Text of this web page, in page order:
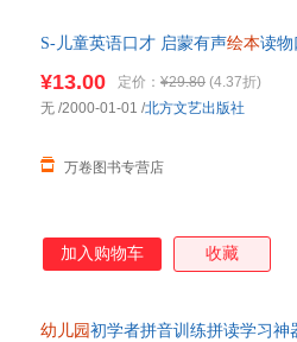
S-儿童英语口才 启蒙有声绘本读物
¥13.00 定价： ¥29.80 (4.37折)
万卷图书专营店
无 /2000-01-01 /北方文艺出版社
加入购物车 收藏
幼儿园 初学者拼音训练拼读学习神